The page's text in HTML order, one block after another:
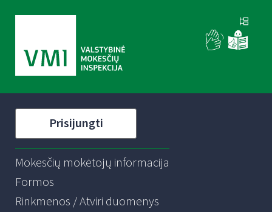
Prisijungti
Mokesčių mokėtojų informacija
Formos
Rinkmenos / Atviri duomenys